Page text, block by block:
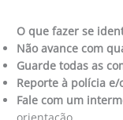
O que fazer se
Não avance com
Guarde todas as
Reporte à polícia e/
Fale com um